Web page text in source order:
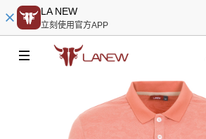
LA NEW
立刻使用官方APP